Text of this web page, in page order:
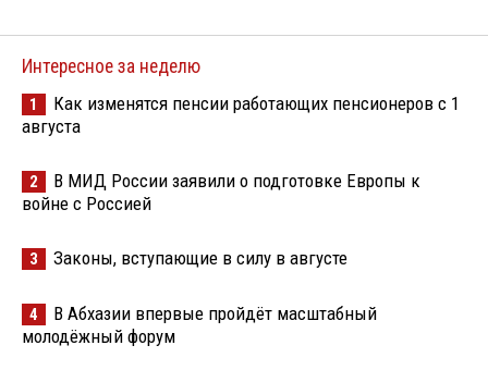
Интересное за неделю
1
Как изменятся пенсии работающих пенсионеров с 1
августа
2
В МИД России заявили о подготовке Европы к
войне с Россией
3 Законы, вступающие в силу в августе
4
В Абхазии впервые пройдёт масштабный
молодёжный форум